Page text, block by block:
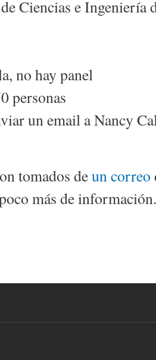
Ciencias e Ingeniería
no hay panel
personas
un email a Nancy
tomados deun correo
más de información.